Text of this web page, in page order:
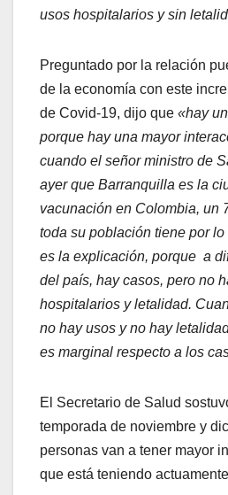
usos hospitalarios y sin
Preguntado por la relación
de la economía con este
de Covid-19, dijo que «hay
porque hay una mayor
cuando el señor ministro de
ayer que Barranquilla es la
vacunación en Colombia, un
toda su población tiene por
es la explicación, porque a
del país, hay casos, pero no
hospitalarios y letalidad.
no hay usos y no hay
es marginal respecto a los
El Secretario de Salud
temporada de noviembre y
personas van a tener mayor
que está teniendo